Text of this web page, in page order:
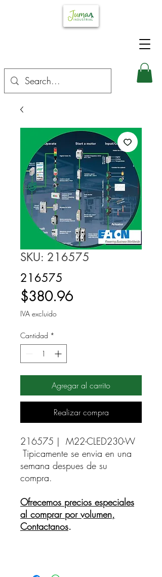
SKU: 216575
216575
$380.96Precio
IVA excluido
Cantidad *
Agregar al carrito
Realizar compra
216575 |  M22-CLED230-W
Tipicamente se envia en una
semana despues de su
compra.
Ofrecemos precios especiales
al comprar por volumen,
Contactanos.